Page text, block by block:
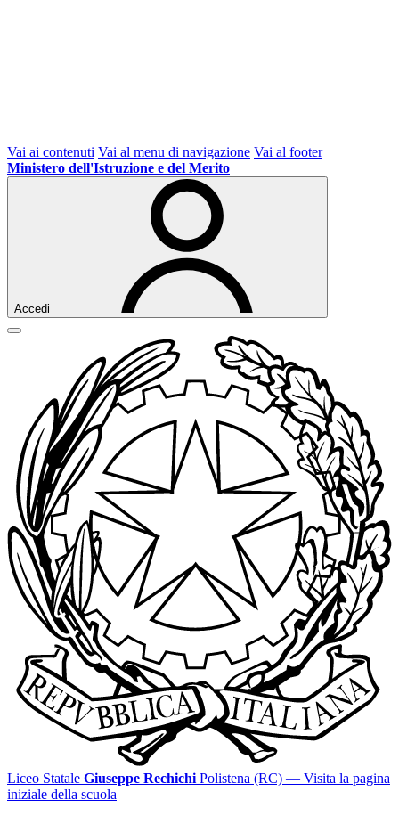
Vai ai contenuti Vai al menu di navigazione Vai al footer
Ministero dell'Istruzione e del Merito
Accedi
Liceo Statale Giuseppe Rechichi Polistena (RC) — Visita la pagina
iniziale della scuola